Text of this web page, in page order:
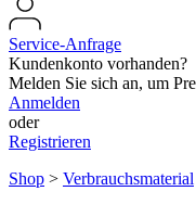
Service-Anfrage
Kundenkonto vorhanden?
Melden Sie sich an, um
Anmelden
oder
Registrieren
Shop > Verbrauchsmaterial